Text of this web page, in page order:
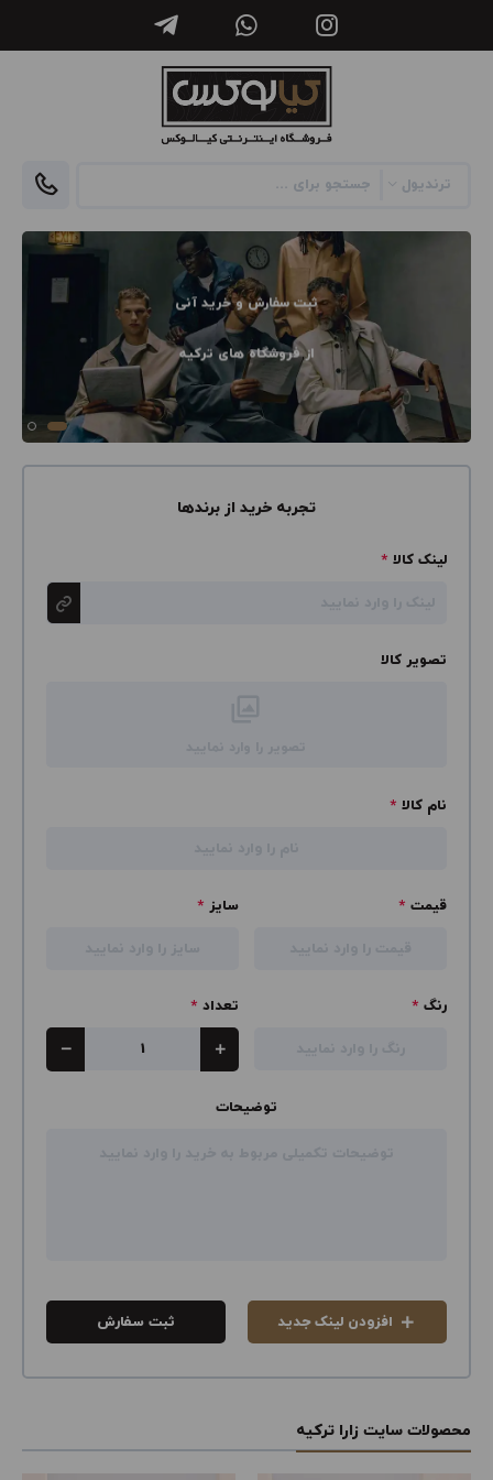
ثبت سفارش و خرید آنی
از فروشگاه های ترکیه
تجربه خرید از برندها
لینک کالا *
تصویر کالا
نام کالا *
قیمت * سایز *
رنگ * تعداد *
توضیحات
افزودن لینک جدید ثبت سفارش
محصولات سایت زارا ترکیه